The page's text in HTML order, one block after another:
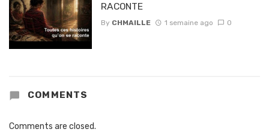
RACONTE
By CHMAILLE 1 semaine ago 0
COMMENTS
Comments are closed.